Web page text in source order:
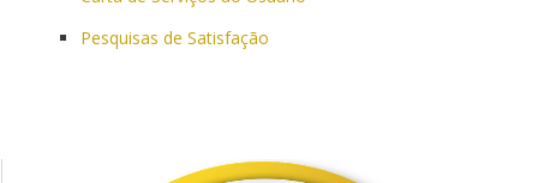
Pesquisas de Satisfação